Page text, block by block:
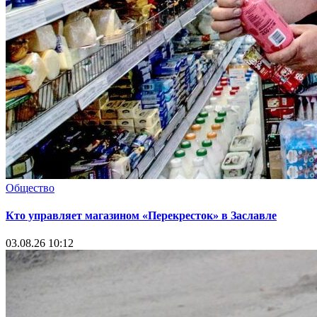
Общество
Кто управляет магазином «Перекресток» в Заславле
03.08.26 10:12